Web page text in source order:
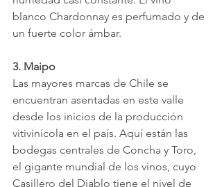
blanco Chardonnay es perfumado y de
un fuerte color ámbar.
3. Maipo
Las mayores marcas de Chile se
encuentran asentadas en este valle
desde los inicios de la producción
vitivinícola en el país. Aquí están las
bodegas centrales de Concha y Toro,
el gigante mundial de los vinos, cuyo
Casillero del Diablo tiene el nivel de